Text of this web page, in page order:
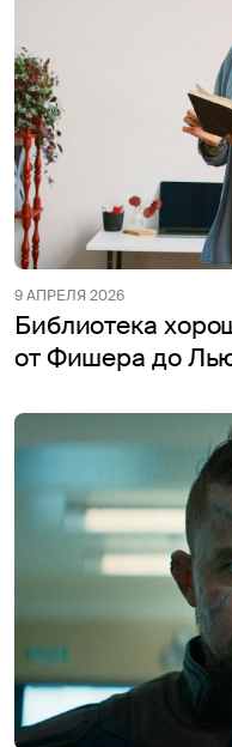
9 АПРЕЛЯ 2026
Библиотека
от Фишера до